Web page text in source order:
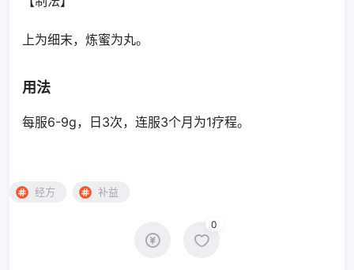
上为细末，炼蜜为丸。
用法
每服6-9g，日3次，连服3个月为1疗程。
经方 补益
0